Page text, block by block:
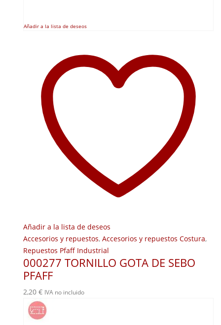
Añadir a la lista de deseos
Añadir a la lista de deseos
Accesorios y repuestos, Accesorios y repuestos Costura,
Repuestos Pfaff Industrial
000277 TORNILLO GOTA DE SEBO
PFAFF
2,20 € IVA no incluido